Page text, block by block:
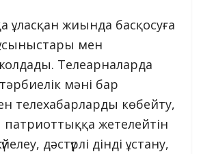
ұласқан жиында басқосуға
мен
Телеарналарда
мәні бар
телехабарларды көбейту,
жетелейтін
дәстүрлі дінді ұстану,